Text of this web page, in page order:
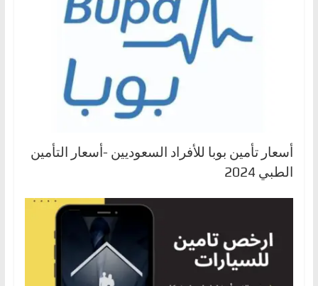
أسعار تأمين بوبا للأفراد السعوديين -أسعار التأمين
الطبي 2024